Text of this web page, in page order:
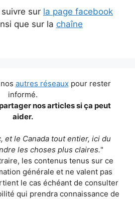
sur la page facebook
que sur la chaîne
autres réseaux pour rester
informé.
nos articles si ça peut
aider.
et le Canada tout entier, ici du
les choses plus claires."
les contenus tenus sur ce
générale et ne valent pas
le cas échéant de consulter
qui prendra connaissance de